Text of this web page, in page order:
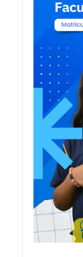
e Água Quente